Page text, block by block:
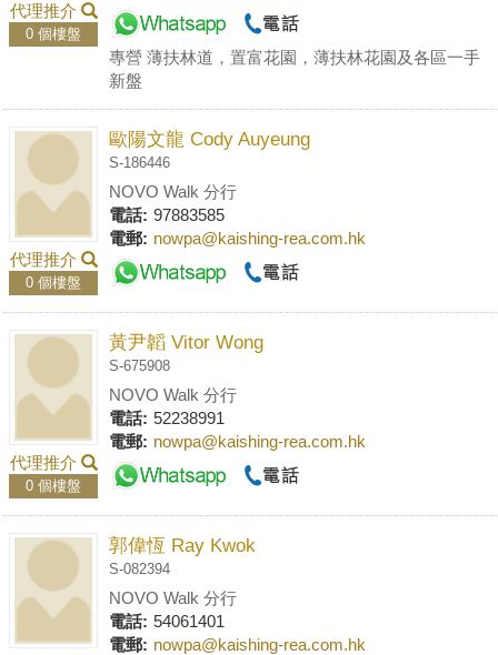
代理推介
0 個樓盤
專營 薄扶林道，置富花園，薄扶林花園及各區一手
新盤
代理推介
0 個樓盤
歐陽文龍 Cody Auyeung
S-186446
NOVO Walk 分行
電話: 97883585
電郵: nowpa@kaishing-rea.com.hk
代理推介
0 個樓盤
黃尹韜 Vitor Wong
S-675908
NOVO Walk 分行
電話: 52238991
電郵: nowpa@kaishing-rea.com.hk
郭偉恆 Ray Kwok
S-082394
NOVO Walk 分行
電話: 54061401
電郵: nowpa@kaishing-rea.com.hk